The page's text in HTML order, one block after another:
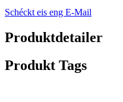
Schéckt eis eng E-Mail
Produktdetailer
Produkt Tags